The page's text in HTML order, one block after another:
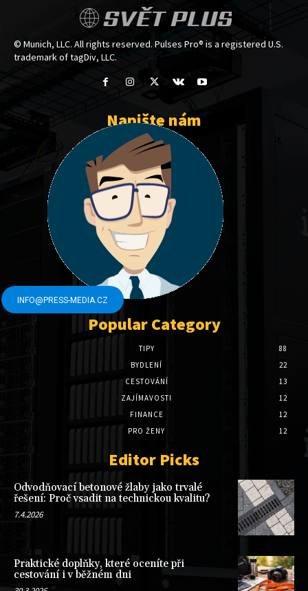
SVĚT PLUS
© Munich, LLC. All rights reserved. Pulses Pro® is a registered U.S.
trademark of tagDiv, LLC.
Napište nám
INFO@PRESS-MEDIA.CZ
Popular Category
TIPY
88
BYDLENÍ
22
CESTOVÁNÍ
13
ZAJÍMAVOSTI
12
FINANCE
12
PRO ŽENY
12
Editor Picks
Odvodňovací betonové žlaby jako trvalé
řešení: Proč vsadit na technickou kvalitu?
7.4.2026
Praktické doplňky, které oceníte při
cestování i v běžném dni